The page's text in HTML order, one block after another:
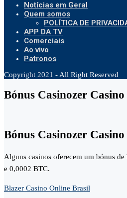
Notícias em Geral
Quem somos
POLÍTICA DE
APP DA TV
Comerciais
Ao vivo
Patronos
Copyright 2021 - All Right Reserved
Bónus Casinozer
Bónus Casinozer
Alguns casinos oferecem um bónus
e 0,0002 BTC.
Blazer Casino Online Brasil